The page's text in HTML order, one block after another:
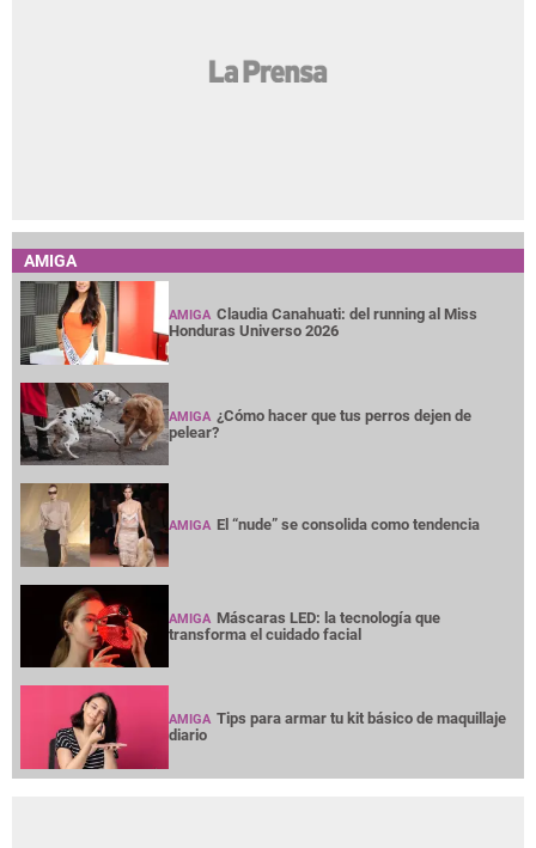
AMIGA
AMIGA Claudia Canahuati: del running al Miss
Honduras Universo 2026
AMIGA ¿Cómo hacer que tus perros dejen de
pelear?
AMIGA El “nude” se consolida como tendencia
AMIGA Máscaras LED: la tecnología que
transforma el cuidado facial
AMIGA Tips para armar tu kit básico de maquillaje
diario